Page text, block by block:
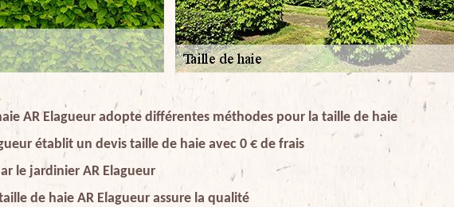
AR Elagueur adopte différentes méthodes pour la taille de haie
établit un devis taille de haie avec 0 € de frais
le jardinier AR Elagueur
de haie AR Elagueur assure la qualité